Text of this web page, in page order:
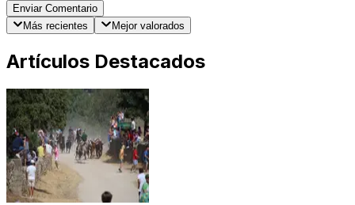
Enviar Comentario
Más recientes
Mejor valorados
Artículos Destacados